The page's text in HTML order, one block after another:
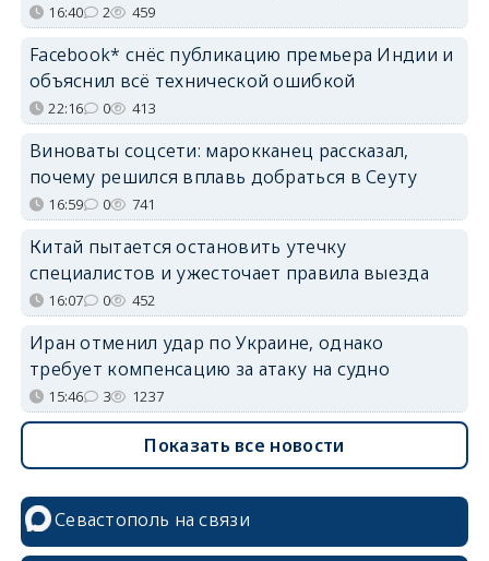
16:40 2 459
Facebook* снёс публикацию премьера Индии и
объяснил всё технической ошибкой
22:16 0 413
Виноваты соцсети: марокканец рассказал,
почему решился вплавь добраться в Сеуту
16:59 0 741
Китай пытается остановить утечку
специалистов и ужесточает правила выезда
16:07 0 452
Иран отменил удар по Украине, однако
требует компенсацию за атаку на судно
15:46 3 1237
Показать все новости
Севастополь на связи